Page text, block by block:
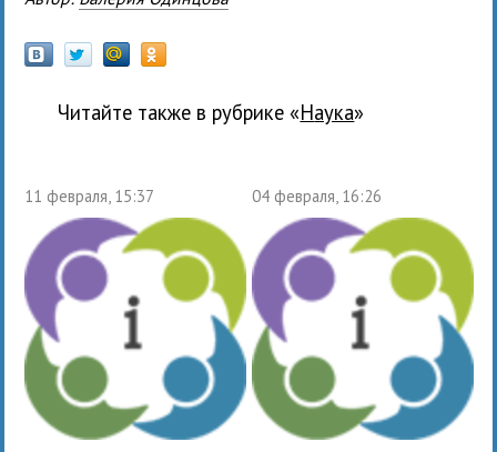
Читайте также в рубрике « наука»
11 февраля, 15:37 04 февраля, 16:26